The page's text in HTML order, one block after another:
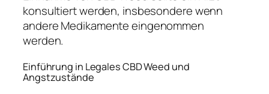
konsultiert werden, insbesondere wenn
andere Medikamente eingenommen
werden.
Einführung in Legales CBD Weed und
Angstzustände